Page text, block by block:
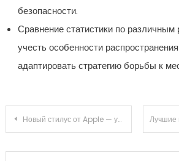
безопасности.
Сравнение статистики по различным
учесть особенности
адаптировать стратегию борьбы к
Навигация по
Новый стилус от Apple — уникальная функция распознавания поверхностей